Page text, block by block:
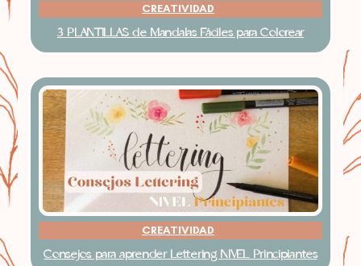
CREATIVIDAD
3 PLANTILLAS de Mandalas Fáciles para Colorear
CREATIVIDAD
Consejos para aprender Lettering NIVEL Principiantes